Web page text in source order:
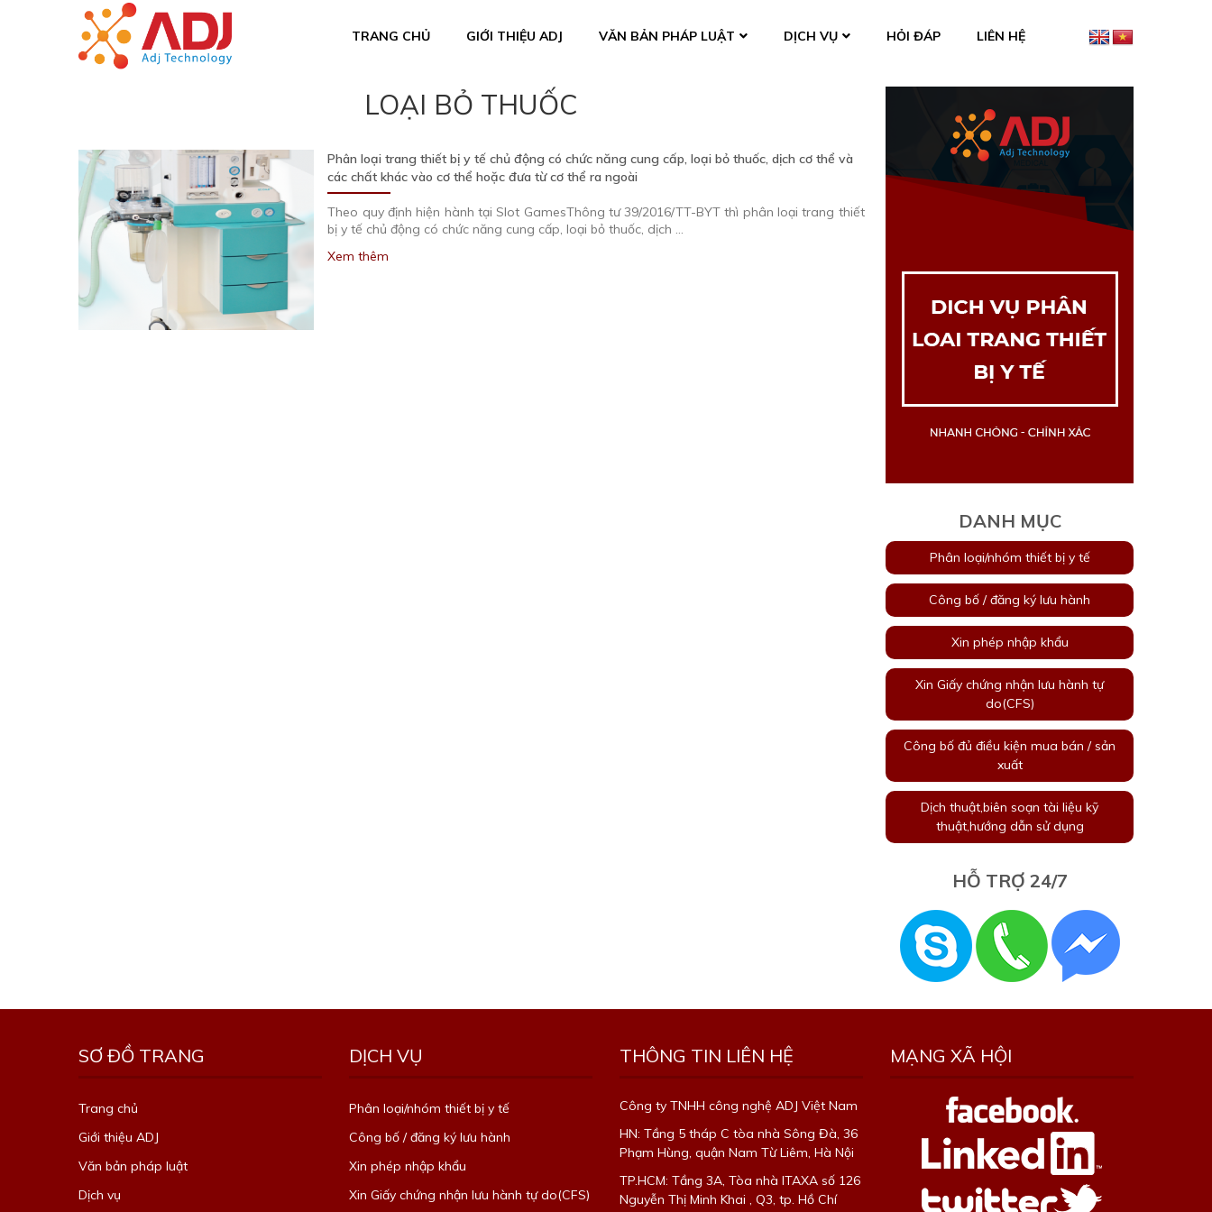
TRANG CHỦ GIỚI THIỆU ADJ VĂN BẢN PHÁP LUẬT DỊCH VỤ HỎI ĐÁP LIÊN HỆ
LOẠI BỎ THUỐC
Phân loại trang thiết bị y tế chủ động có chức năng cung cấp, loại bỏ thuốc, dịch cơ thể và
các chất khác vào cơ thể hoặc đưa từ cơ thể ra ngoài
Theo quy định hiện hành tại Slot GamesThông tư 39/2016/TT-BYT thì phân loại trang thiết
bị y tế chủ động có chức năng cung cấp, loại bỏ thuốc, dịch …
Xem thêm
DANH MỤC
Phân loại/nhóm thiết bị y tế
Công bố / đăng ký lưu hành
Xin phép nhập khẩu
Xin Giấy chứng nhận lưu hành tự
do(CFS)
Công bố đủ điều kiện mua bán / sản
xuất
Dịch thuật,biên soạn tài liệu kỹ
thuật,hướng dẫn sử dụng
HỖ TRỢ 24/7
SƠ ĐỒ TRANG
Trang chủ
Giới thiệu ADJ
Văn bản pháp luật
Dịch vụ
DỊCH VỤ
Phân loại/nhóm thiết bị y tế
Công bố / đăng ký lưu hành
Xin phép nhập khẩu
Xin Giấy chứng nhận lưu hành tự do(CFS)
THÔNG TIN LIÊN HỆ
Công ty TNHH công nghệ ADJ Việt Nam
HN: Tầng 5 tháp C tòa nhà Sông Đà, 36
Phạm Hùng, quận Nam Từ Liêm, Hà Nội
TP.HCM: Tầng 3A, Tòa nhà ITAXA số 126
Nguyễn Thị Minh Khai , Q3, tp. Hồ Chí
MẠNG XÃ HỘI